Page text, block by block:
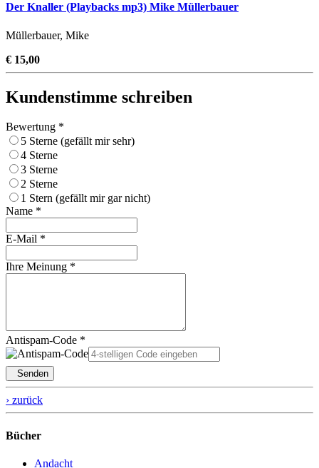
Der Knaller (Playbacks mp3) Mike Müllerbauer
Müllerbauer, Mike
€ 15,00
Kundenstimme schreiben
Bewertung *
5 Sterne (gefällt mir sehr)
4 Sterne
3 Sterne
2 Sterne
1 Stern (gefällt mir gar nicht)
Name *
E-Mail *
Ihre Meinung *
Antispam-Code *
Senden
› zurück
Bücher
Andacht